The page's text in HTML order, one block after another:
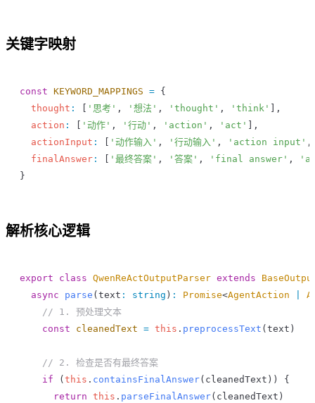
关键字映射
const KEYWORD_MAPPINGS = {
  thought
: '思考' , '想法' , 'thought' , 'think'
],
  action
: '动作' , '行动' , 'action' , 'act'
],
  actionInput
: '动作输入' , '行动输入' , 'action input'
  finalAnswer
: '最终答案' , '答案' , 'final answer' ,
}
解析核心逻辑
export class QwenReActOutputParser extends
  async
parse ( text : string ) : Promise<AgentAction
    // 1. 预处理文本
    const
cleanedText = this . preprocessText ( text )
    // 2. 检查是否有最终答案
    if
( this . containsFinalAnswer( cleanedText )) {
      return
this . parseFinalAnswer( cleanedText )